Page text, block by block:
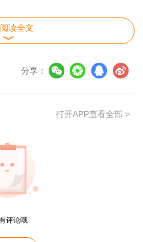
及答案解析第51-60题
题及答案解析 第61-70题
题及答案解析第71-80题
题及答案解析
读全文
分享：
打开APP查看全部 >
评论哦